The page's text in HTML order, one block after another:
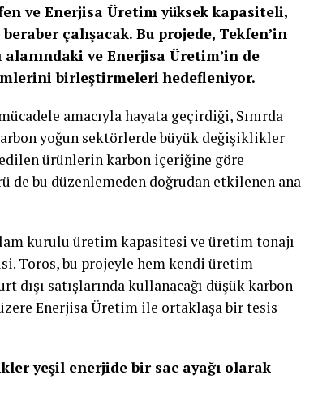
ve Enerjisa Üretim yüksek kapasiteli,
çalışacak. Bu projede, Tekfen’in
ve Enerjisa Üretim’in de
birleştirmeleri hedefleniyor.
amacıyla hayata geçirdiği, Sınırda
yoğun sektörlerde büyük değişiklikler
ürünlerin karbon içeriğine göre
bu düzenlemeden doğrudan etkilenen ana
kurulu üretim kapasitesi ve üretim tonajı
Toros, bu projeyle hem kendi üretim
dışı satışlarında kullanacağı düşük karbon
Enerjisa Üretim ile ortaklaşa bir tesis
yeşil enerjide bir sac ayağı olarak